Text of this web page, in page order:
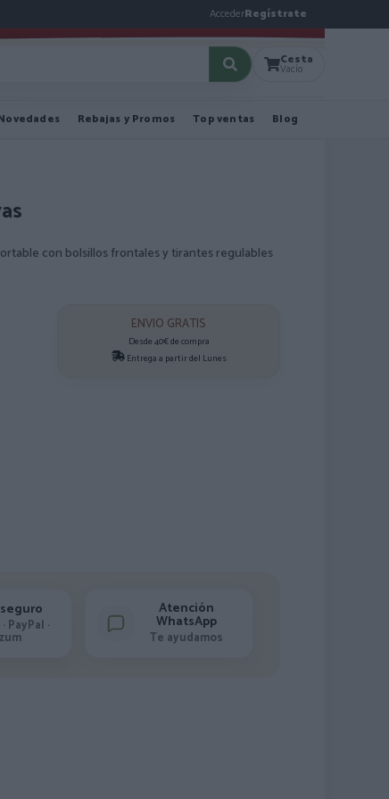
AccederRegístrate
Cesta
Vacío
Rebajas y Promos Top ventas Blog
con bolsillos frontales y tirantes regulables
ENVIO GRATIS
Desde 40€ de compra
Entrega a partir del Lunes
PayPal ·
Atención
WhatsApp
Te ayudamos